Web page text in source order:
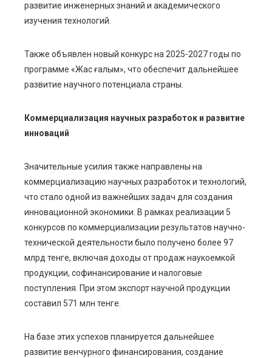
развитие инженерных знаний и академического
изучения технологий.
Также объявлен новый конкурс на 2025-2027 годы по
программе «Жас ғалым», что обеспечит дальнейшее
развитие научного потенциала страны.
Коммерциализация научных разработок и развитие
инноваций
Значительные усилия также направлены на
коммерциализацию научных разработок и технологий,
что стало одной из важнейших задач для создания
инновационной экономики. В рамках реализации 5
конкурсов по коммерциализации результатов научно-
технической деятельности было получено более 97
млрд тенге, включая доходы от продаж наукоемкой
продукции, софинансирование и налоговые
поступления. При этом экспорт научной продукции
составил 571 млн тенге.
На базе этих успехов планируется дальнейшее
развитие венчурного финансирования, создание